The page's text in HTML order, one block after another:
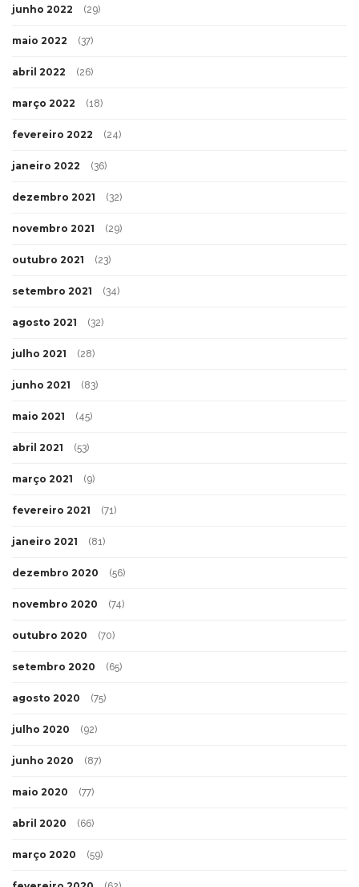
junho 2022 (29)
maio 2022 (37)
abril 2022 (26)
março 2022 (18)
fevereiro 2022 (24)
janeiro 2022 (36)
dezembro 2021 (32)
novembro 2021 (29)
outubro 2021 (23)
setembro 2021 (34)
agosto 2021 (32)
julho 2021 (28)
junho 2021 (83)
maio 2021 (45)
abril 2021 (53)
março 2021 (9)
fevereiro 2021 (71)
janeiro 2021 (81)
dezembro 2020 (56)
novembro 2020 (74)
outubro 2020 (70)
setembro 2020 (65)
agosto 2020 (75)
julho 2020 (92)
junho 2020 (87)
maio 2020 (77)
abril 2020 (66)
março 2020 (59)